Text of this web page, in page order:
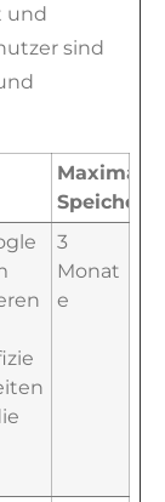
und
sind
Maximale
3
Monat
e